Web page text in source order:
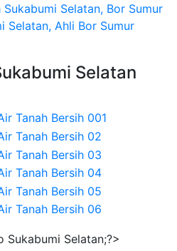
Selatan, Bor Sumur
Selatan, Ahli Bor Sumur
Selatan